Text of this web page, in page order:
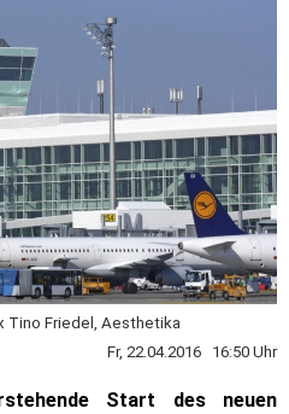
Tino Friedel, Aesthetika
Fr, 22.04.2016 16:50 Uhr
Start des neuen